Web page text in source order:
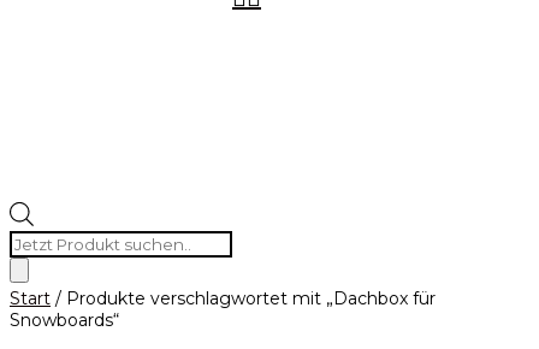
Products
search
Start / Produkte verschlagwortet mit „Dachbox für
Snowboards“